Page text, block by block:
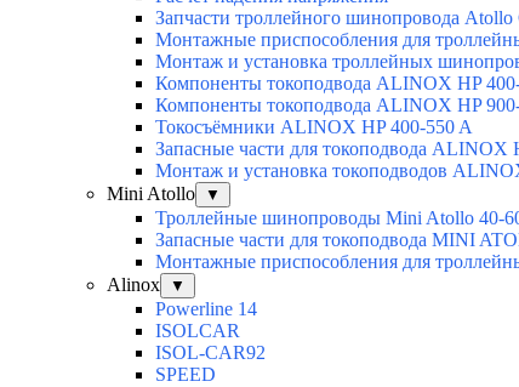
Запчасти троллейного шинопровода Atollo
Монтажные приспособления для
Монтаж и установка троллейных
Компоненты токоподвода ALINOX HP
Компоненты токоподвода ALINOX HP
Токосъёмники ALINOX HP 400-550 A
Запасные части для токоподвода ALINOX
Монтаж и установка токоподводов
Mini Atollo
▼
Троллейные шинопроводы Mini Atollo 40-
Запасные части для токоподвода MINI
Монтажные приспособления для
Alinox
▼
Powerline 14
ISOLCAR
ISOL-CAR92
SPEED